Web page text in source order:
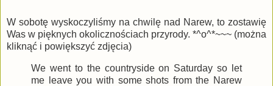
W sobotę wyskoczyliśmy na chwilę nad Narew, to zostawię
Was w pięknych okolicznościach przyrody. *^o^*~~~ (można
kliknąć i powiększyć zdjęcia)
We went to the countryside on Saturday so let
me leave you with some shots from the Narew